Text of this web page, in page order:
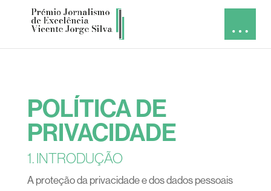
POLÍTICA DE
PRIVACIDADE
1. INTRODUÇÃO
A proteção da privacidade e dos dados pessoais